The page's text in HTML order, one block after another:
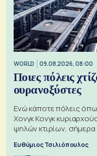
WORLD 09.08.2026, 08:00
Ποιες πόλεις
ουρανοξύστες
Ενώ κάποτε πόλεις
Χονγκ Κονγκ
ψηλών κτιρίων, σήμερα
Ευθύμιος Τσιλιόπουλος